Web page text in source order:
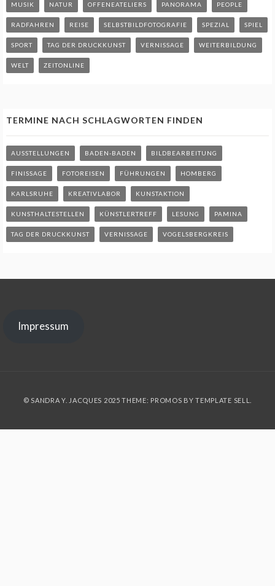
MUSIK NATUR OFFENEATELIERS PANORAMA PEOPLE
RADFAHREN REISE SELBSTBILDFOTOGRAFIE SPEZIAL SPIEL
SPORT TAG DER DRUCKKUNST VERNISSAGE WEITERBILDUNG
WELT ZEITONLINE
TERMINE NACH SCHLAGWORTEN FINDEN
AUSSTELLUNGEN BADEN-BADEN BILDBEARBEITUNG
FINISSAGE FOTOREISEN FÜHRUNGEN HOMBERG
KARLSRUHE KREATIVLABOR KUNSTAKTION
KUNSTHALTESTELLEN KÜNSTLERTREFF LESUNG PAMINA
TAG DER DRUCKKUNST VERNISSAGE VOGELSBERGKREIS
Impressum
© SANDRA Y. JACQUES 2025 THEME: PROMOS BYTEMPLATE SELL